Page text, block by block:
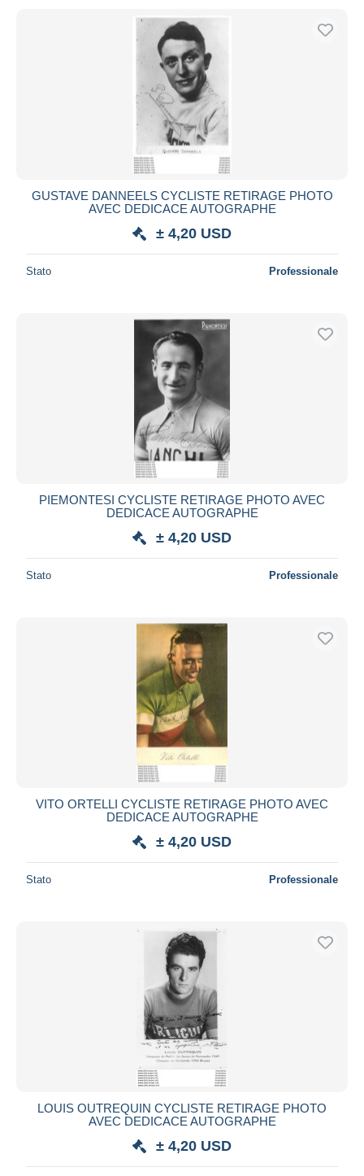
GUSTAVE DANNEELS CYCLISTE RETIRAGE PHOTO
AVEC DEDICACE AUTOGRAPHE
± 4,20 USD
Stato Professionale
PIEMONTESI CYCLISTE RETIRAGE PHOTO AVEC
DEDICACE AUTOGRAPHE
± 4,20 USD
Stato Professionale
VITO ORTELLI CYCLISTE RETIRAGE PHOTO AVEC
DEDICACE AUTOGRAPHE
± 4,20 USD
Stato Professionale
LOUIS OUTREQUIN CYCLISTE RETIRAGE PHOTO
AVEC DEDICACE AUTOGRAPHE
± 4,20 USD